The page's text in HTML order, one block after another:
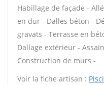
Habillage de façade -
en dur - Dalles béton -
gravats - Terrasse en
Dallage extérieur -
Construction de murs -
Voir la fiche artisan :